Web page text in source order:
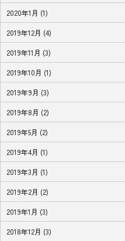
2020年1月 (1)
2019年12月 (4)
2019年11月 (3)
2019年10月 (1)
2019年9月 (3)
2019年8月 (2)
2019年5月 (2)
2019年4月 (1)
2019年3月 (1)
2019年2月 (2)
2019年1月 (3)
2018年12月 (3)